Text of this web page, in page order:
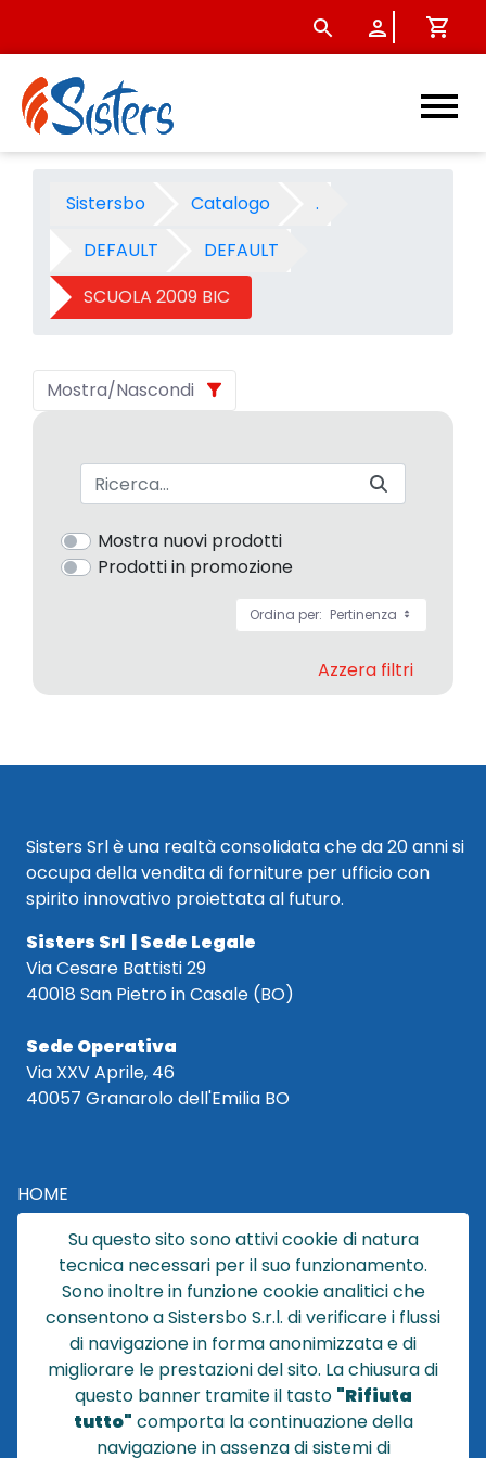
SCUOLA 2009 BIC -
Sistersbo Catalogo
.
DEFAULT
DEFAULT
SCUOLA 2009 BIC
Mostra/Nascondi
Barra di ricerca
Mostra nuovi prodotti
Prodotti in promozione
Ordina per: Pertinenza
Azzera filtri
Sisters Srl è una realtà consolidata che da 20 anni si
occupa della vendita di forniture per ufficio con
spirito innovativo proiettata al futuro.
Sisters Srl | Sede Legale
Via Cesare Battisti 29
40018 San Pietro in Casale (BO)
Sede Operativa
Via XXV Aprile, 46
40057 Granarolo dell'Emilia BO
HOME
CATALOGO
CHI SIAMO
NEWS
CONTATTACI
CONDIZIONI DI VENDITA
POLICY PRIVACY
NOTE LEGALI
Su questo sito sono attivi cookie di natura
tecnica necessari per il suo funzionamento.
Sono inoltre in funzione cookie analitici che
consentono a Sistersbo S.r.l. di verificare i flussi
di navigazione in forma anonimizzata e di
migliorare le prestazioni del sito. La chiusura di
questo banner tramite il tasto "Rifiuta
tutto" comporta la continuazione della
navigazione in assenza di sistemi di